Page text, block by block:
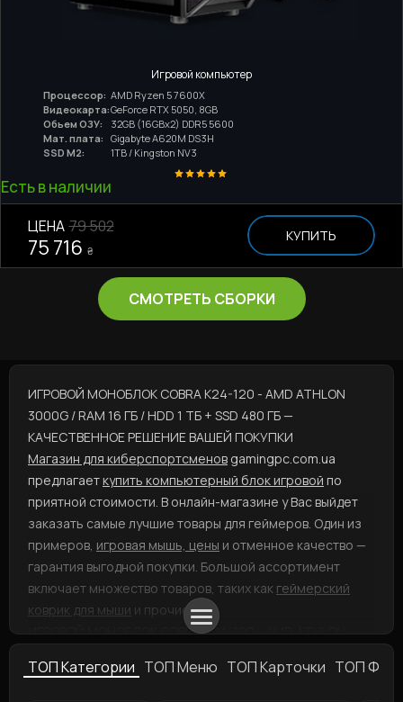
Игровой компьютер
Процессор: AMD Ryzen 5 7600X
Видеокарта:GeForce RTX 5050, 8GB
Обьем ОЗУ:
32GB (16GBx2) DDR5 5600
Мат. плата:
Gigabyte A620M DS3H
SSD M2:
1TB / Kingston NV3
Есть в наличии
ЦЕНА 79 502
75 716 ₴
КУПИТЬ
СМОТРЕТЬ СБОРКИ
ИГРОВОЙ МОНОБЛОК COBRA K24-120 - AMD ATHLON
3000G / RAM 16 ГБ / HDD 1 ТБ + SSD 480 ГБ —
КАЧЕСТВЕННОЕ РЕШЕНИЕ ВАШЕЙ ПОКУПКИ
Магазин для киберспортсменов gamingpc.com.ua
предлагаеткупить компьютерный блок игровой по
приятной стоимости. В онлайн-магазине у Вас выйдет
заказать самые лучшие товары для геймеров. Один из
примеров, игровая мышь, цены и отменное качество —
гарантия выгодной покупки. Большой ассортимент
включает множество товаров, таких как геймерский
коврик для мыши и прочие.
ИГРОВОЙ МОНОБЛОК COBRA K24-120 - AMD ATHLON
ВАРИАНТ ДЛЯ ВАС
ТОП Категории ТОП Меню ТОП Карточки ТОП